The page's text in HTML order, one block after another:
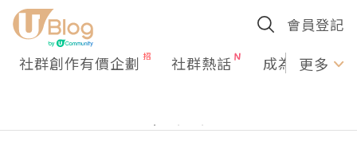
會員登記
社群創作有價企劃 社群熱話 成為U更多